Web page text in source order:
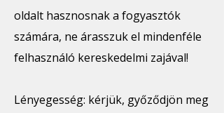
oldalt hasznosnak a fogyasztók
számára, ne árasszuk el mindenféle
felhasználó kereskedelmi zajával!
Lényegesség: kérjük, győződjön meg